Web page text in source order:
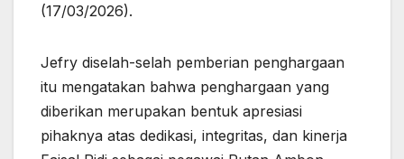
(17/03/2026).
Jefry diselah-selah pemberian penghargaan
itu mengatakan bahwa penghargaan yang
diberikan merupakan bentuk apresiasi
pihaknya atas dedikasi, integritas, dan kinerja